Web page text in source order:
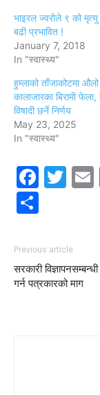
भाइरल ज्वरोले ९ को
बढी प्रभावित !
January 7, 2018
In "स्वास्थ्य"
हुम्लाको ताँजाकोटमा
कालाजारका बिरामी फेला,
विषादी छर्ने निर्णय
May 23, 2025
In "स्वास्थ्य"
Previous article
सरकारी विज्ञापनसम्बन्धी
गर्न पत्रकारको माग